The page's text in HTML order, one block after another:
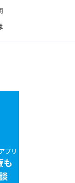
プリ
も